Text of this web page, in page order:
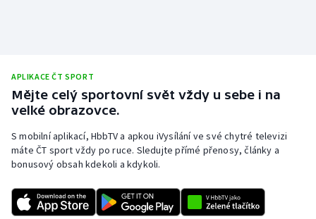
APLIKACE ČT SPORT
Mějte celý sportovní svět vždy u sebe i na
velké obrazovce.
S mobilní aplikací, HbbTV a apkou iVysílání ve své chytré televizi
máte ČT sport vždy po ruce. Sledujte přímé přenosy, články a
bonusový obsah kdekoli a kdykoli.